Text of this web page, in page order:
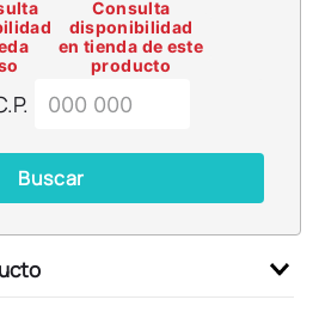
Consulta
disponibilidad
en tienda de este
producto
Buscar